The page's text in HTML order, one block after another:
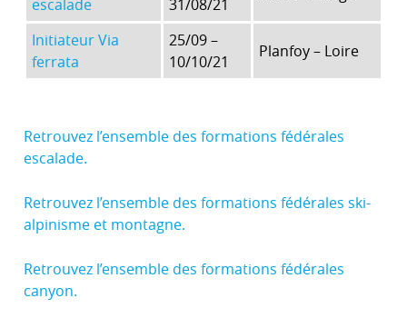
escalade
31/08/21
Initiateur Via
ferrata
25/09 –
10/10/21
Planfoy – Loire
Retrouvez l’ensemble des formations fédérales
escalade.
Retrouvez l’ensemble des formations fédérales ski-
alpinisme et montagne.
Retrouvez l’ensemble des formations fédérales
canyon.